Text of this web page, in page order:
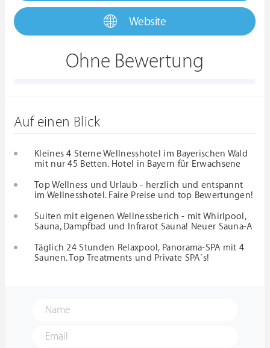
Website
Ohne Bewertung
Auf einen Blick
Kleines 4 Sterne Wellnesshotel im Bayerischen Wald
mit nur 45 Betten. Hotel in Bayern für Erwachsene
Top Wellness und Urlaub - herzlich und entspannt
im Wellnesshotel. Faire Preise und top Bewertungen!
Suiten mit eigenen Wellnessberich - mit Whirlpool,
Sauna, Dampfbad und Infrarot Sauna! Neuer Sauna-A
Täglich 24 Stunden Relaxpool, Panorama-SPA mit 4
Saunen. Top Treatments und Private SPA´s!